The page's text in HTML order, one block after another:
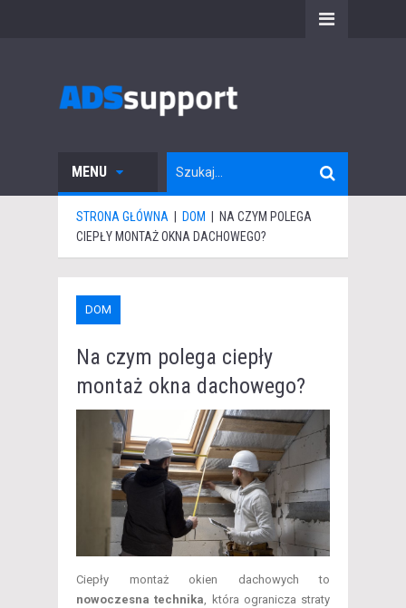
MENU
STRONA GŁÓWNA DOM
NA CZYM POLEGA
CIEPŁY MONTAŻ OKNA DACHOWEGO?
DOM
Na czym polega ciepły
montaż okna dachowego?
​Ciepły montaż okien dachowych to
nowoczesna technika, która ogranicza straty